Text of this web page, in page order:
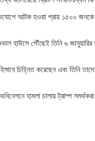
আটক হওয়া প্রায় ১৫০০
হাউসে পৌঁছেই তিনি ৬
চিহ্নিত করেছেন এবং
হামলা চালায় ট্রাম্প